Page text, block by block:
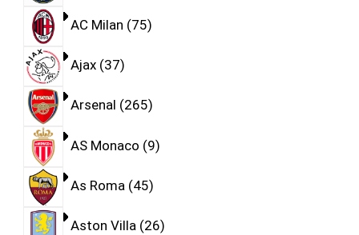
AC Milan 75
Ajax 37
Arsenal 265
AS Monaco 9
As Roma 45
Aston Villa 26